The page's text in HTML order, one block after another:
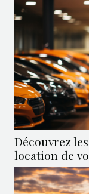
Découvrez
location de